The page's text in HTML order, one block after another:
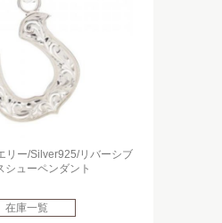
リー/Silver925/リバーシブ
シューペンダント
在庫一覧